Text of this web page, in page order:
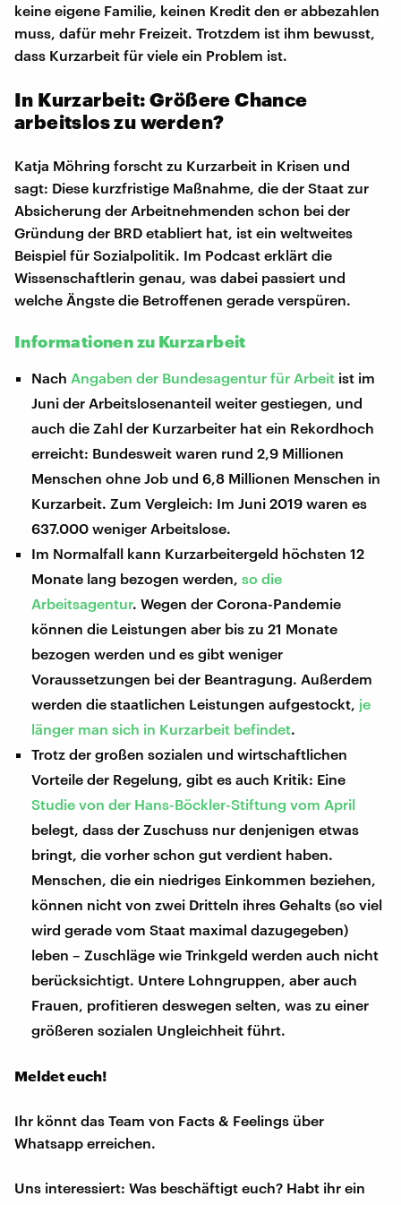
keine eigene Familie, keinen Kredit den er abbezahlen
muss, dafür mehr Freizeit. Trotzdem ist ihm bewusst,
dass Kurzarbeit für viele ein Problem ist.
In Kurzarbeit: Größere Chance
arbeitslos zu werden?
Katja Möhring forscht zu Kurzarbeit in Krisen und
sagt: Diese kurzfristige Maßnahme, die der Staat zur
Absicherung der Arbeitnehmenden schon bei der
Gründung der BRD etabliert hat, ist ein weltweites
Beispiel für Sozialpolitik. Im Podcast erklärt die
Wissenschaftlerin genau, was dabei passiert und
welche Ängste die Betroffenen gerade verspüren.
Informationen zu Kurzarbeit
Nach Angaben der Bundesagentur für Arbeit ist im
Juni der Arbeitslosenanteil weiter gestiegen, und
auch die Zahl der Kurzarbeiter hat ein Rekordhoch
erreicht: Bundesweit waren rund 2,9 Millionen
Menschen ohne Job und 6,8 Millionen Menschen in
Kurzarbeit. Zum Vergleich: Im Juni 2019 waren es
637.000 weniger Arbeitslose.
Im Normalfall kann Kurzarbeitergeld höchsten 12
Monate lang bezogen werden,so die
Arbeitsagentur. Wegen der Corona-Pandemie
können die Leistungen aber bis zu 21 Monate
bezogen werden und es gibt weniger
Voraussetzungen bei der Beantragung. Außerdem
werden die staatlichen Leistungen aufgestockt, je
länger man sich in Kurzarbeit befindet.
Trotz der großen sozialen und wirtschaftlichen
Vorteile der Regelung, gibt es auch Kritik: Eine
Studie von der Hans-Böckler-Stiftung vom April
belegt, dass der Zuschuss nur denjenigen etwas
bringt, die vorher schon gut verdient haben.
Menschen, die ein niedriges Einkommen beziehen,
können nicht von zwei Dritteln ihres Gehalts (so viel
wird gerade vom Staat maximal dazugegeben)
leben – Zuschläge wie Trinkgeld werden auch nicht
berücksichtigt. Untere Lohngruppen, aber auch
Frauen, profitieren deswegen selten, was zu einer
größeren sozialen Ungleichheit führt.
Meldet euch!
Ihr könnt das Team von Facts & Feelings über
Whatsapp erreichen.
Uns interessiert: Was beschäftigt euch? Habt ihr ein